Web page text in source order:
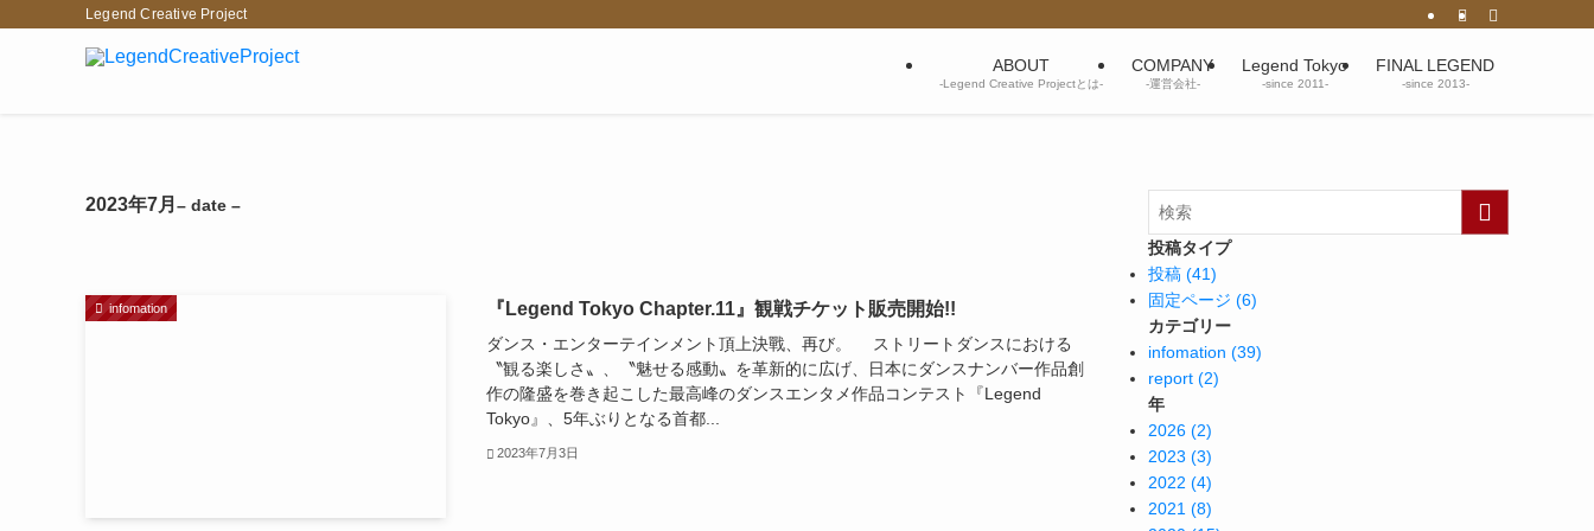
Legend Creative Project
ABOUT
-Legend Creative Projectとは-
COMPANY
-運営会社-
Legend Tokyo
-since 2011-
FINAL LEGEND
-since 2013-
2023年7月 – date –
infomation 『Legend Tokyo Chapter.11』観戦チケット販売開始!!
ダンス・エンターテインメント頂上決戰、再び。 ストリートダンスにおける
〝観る楽しさ〟、〝魅せる感動〟を革新的に広げ、日本にダンスナンバー作品創
作の隆盛を巻き起こした最高峰のダンスエンタメ作品コンテスト『Legend
Tokyo』、5年ぶりとなる首都...
2023年7月3日
投稿タイプ
投稿 (41)
固定ページ (6)
カテゴリー
infomation (39)
report (2)
年
2026 (2)
2023 (3)
2022 (4)
2021 (8)